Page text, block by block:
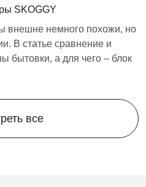
SKOGGY
внешне немного похожи, но
В статье сравнение и
бытовки, а для чего – блок
все